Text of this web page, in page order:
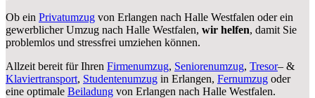
Ob ein Privatumzug von Erlangen nach Halle Westfalen oder ein
gewerblicher Umzug nach Halle Westfalen, wir helfen, damit Sie
problemlos und stressfrei umziehen können.
Allzeit bereit für Ihren Firmenumzug, Seniorenumzug, Tresor– &
Klaviertransport, Studentenumzug in Erlangen, Fernumzug oder
eine optimale Beiladung von Erlangen nach Halle Westfalen.